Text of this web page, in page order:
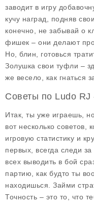
заводит в игру
кучу наград, подняв
конечно, не забывай о
фишек – они делают
Но, блин, готовься
Золушка свои туфли –
же весело, как гнаться
Советы по Ludo RJ
Итак, ты уже играешь,
вот несколько советов,
игровую статистику и
первых, всегда следи
всех выводить в бой
партию, как будто ты
находишься. Займи
Точность – это то, что